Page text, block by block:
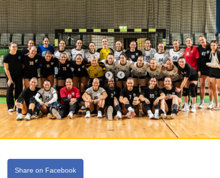
Share on Facebook